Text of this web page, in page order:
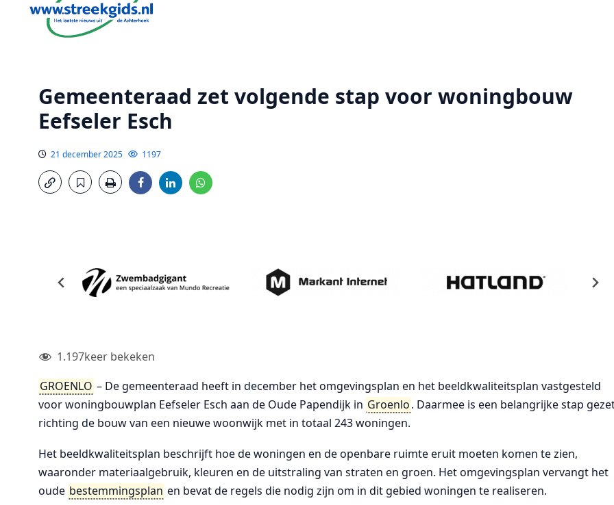
Gemeenteraad zet volgende stap voor woningbouw
Eefseler Esch
21 december 2025 1197
1.197keer bekeken
GROENLO – De gemeenteraad heeft in december het omgevingsplan en het beeldkwaliteitsplan vastgesteld
voor woningbouwplan Eefseler Esch aan de Oude Papendijk in Groenlo. Daarmee is een belangrijke stap
richting de bouw van een nieuwe woonwijk met in totaal 243 woningen.
Het beeldkwaliteitsplan beschrijft hoe de woningen en de openbare ruimte eruit moeten komen te zien,
waaronder materiaalgebruik, kleuren en de uitstraling van straten en groen. Het omgevingsplan vervangt het
oude bestemmingsplan en bevat de regels die nodig zijn om in dit gebied woningen te realiseren.